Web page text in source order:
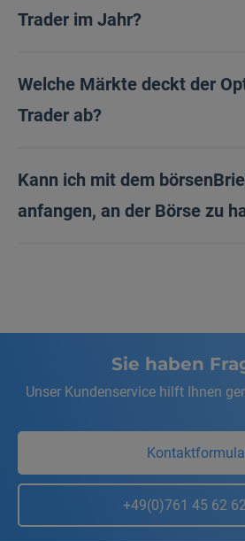
Trader im Jahr?
Welche Märkte deckt der
Trader ab?
Kann ich mit dem
anfangen, an der Börse zu
Sie haben
Unser Kundenservice hilft Ihnen
+49(0)761 45 62